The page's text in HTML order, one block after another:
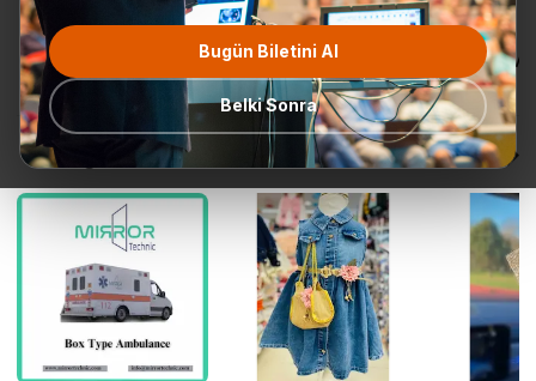
Bugün Biletini Al
Belki Sonra
Kategoriler
Teklif Talebi En popüler
Hazır
Yeni gelenler